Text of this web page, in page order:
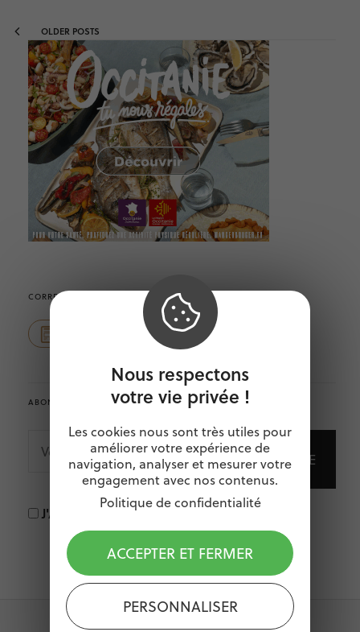
OLDER POSTS
CORRESPONDEZ AVEC LA RÉDACTION
Contact presse
ABONNEZ-VOUS À NOTRE NEWSLETTER
MAIL
J'ACCEPTE DE RECEVOIR LES ACTUALITÉS
Nous respectons
votre vie privée !
Les cookies nous sont très utiles pour
améliorer votre expérience de
navigation, analyser et mesurer votre
engagement avec nos contenus.
Politique de confidentialité
ACCEPTER ET FERMER
PERSONNALISER